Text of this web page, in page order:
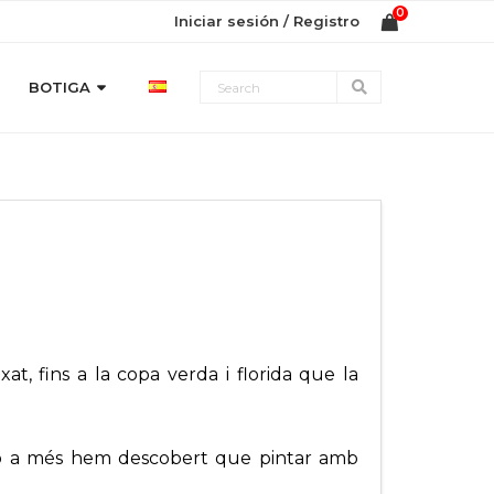
Iniciar sesión / Registro
BOTIGA
fins a la copa verda i florida que la
a més hem descobert que pintar amb